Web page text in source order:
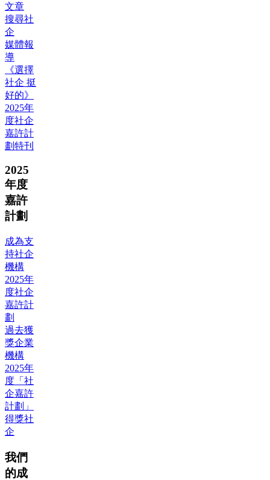
文章
搜尋社
企
媒體報
導
《選擇
社企 挺
好的》
2025年
度社企
嘉許計
劃特刊
2025
年度
嘉許
計劃
成為支
持社企
機構
2025年
度社企
嘉許計
劃
過去獲
獎企業
機構
2025年
度「社
企嘉許
計劃」
得獎社
企
我們
的成